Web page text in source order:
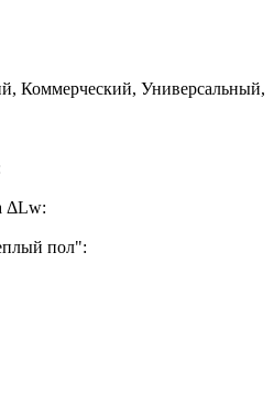
Коммерческий, Универсальный,
ΔLw:
пол":